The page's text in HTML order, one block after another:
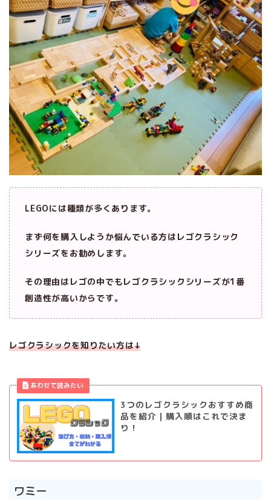
LEGOには種類が多くあります。
まず何を購入しようか悩んでいる方はレゴクラシック
シリーズをお勧めします。
その理由はレゴの中でもレゴクラシックシリーズが1番
創造性が高いからです。
レゴクラシックを知りたい方は↓
3つのレゴクラシックおすすめ商
品を紹介｜購入順はこれで決ま
り！
ワミー